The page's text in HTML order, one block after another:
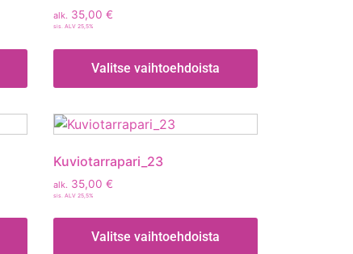
alk. 35,00 €
sis. ALV 25,5%
Valitse vaihtoehdoista
Kuviotarrapari_23
alk. 35,00 €
sis. ALV 25,5%
Valitse vaihtoehdoista